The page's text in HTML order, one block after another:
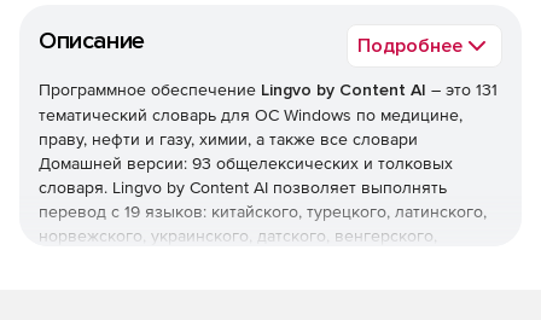
Описание Подробнее
Программное обеспечение Lingvo by Content AI​ – это 131
тематический словарь для ОС Windows по медицине,
праву, нефти и газу, химии, а также все словари
Домашней версии: 93 общелексических и толковых
словаря. Lingvo by Content AI позволяет выполнять
перевод с 19 языков: китайского, турецкого, латинского,
норвежского, украинского, датского, венгерского,